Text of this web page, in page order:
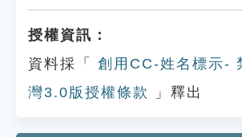
授權資訊：
資料採「
創用CC-姓名標示-
灣3.0版授權條款
」釋出